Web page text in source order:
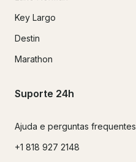
Key Largo
Destin
Marathon
Suporte 24h
Ajuda e perguntas frequentes
+1 818 927 2148